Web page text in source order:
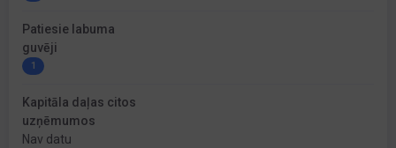
Patiesie labuma
guvēji
1
Kapitāla daļas citos
uzņēmumos
Nav datu